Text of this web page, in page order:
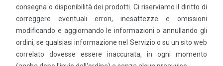
consegna o disponibilità dei prodotti. Ci riserviamo il diritto di
correggere eventuali errori, inesattezze e omissioni
modificando e aggiornando le informazioni o annullando gli
ordini, se qualsiasi informazione nel Servizio o su un sito web
correlato dovesse essere inaccurata, in ogni momento